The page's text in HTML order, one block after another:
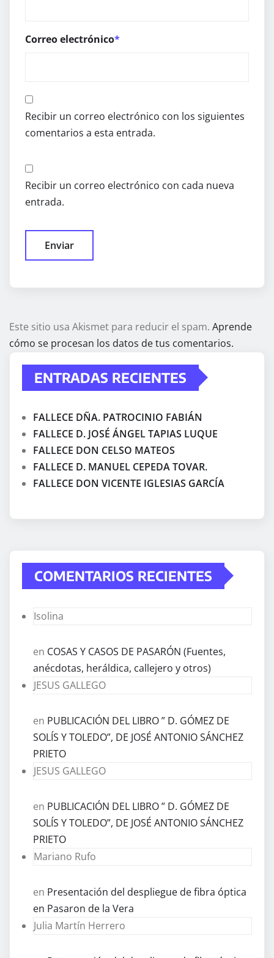
Correo electrónico*
Recibir un correo electrónico con los siguientes
comentarios a esta entrada.
Recibir un correo electrónico con cada nueva
entrada.
Este sitio usa Akismet para reducir el spam. Aprende
cómo se procesan los datos de tus comentarios.
ENTRADAS RECIENTES
FALLECE DÑA. PATROCINIO FABIÁN
FALLECE D. JOSÉ ÁNGEL TAPIAS LUQUE
FALLECE DON CELSO MATEOS
FALLECE D. MANUEL CEPEDA TOVAR.
FALLECE DON VICENTE IGLESIAS GARCÍA
COMENTARIOS RECIENTES
Isolina
en COSAS Y CASOS DE PASARÓN (Fuentes,
anécdotas, heráldica, callejero y otros)
JESUS GALLEGO
en PUBLICACIÓN DEL LIBRO ” D. GÓMEZ DE
SOLÍS Y TOLEDO”, DE JOSÉ ANTONIO SÁNCHEZ
PRIETO
JESUS GALLEGO
en PUBLICACIÓN DEL LIBRO ” D. GÓMEZ DE
SOLÍS Y TOLEDO”, DE JOSÉ ANTONIO SÁNCHEZ
PRIETO
Mariano Rufo
en Presentación del despliegue de fibra óptica
en Pasaron de la Vera
Julia Martín Herrero